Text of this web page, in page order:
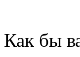
Как бы